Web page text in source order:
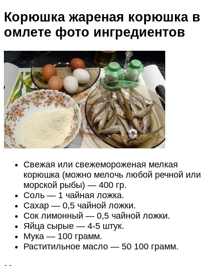
Корюшка жареная корюшка в
омлете фото ингредиентов
Свежая или свежемороженая мелкая
корюшка (можно мелочь любой речной или
морской рыбы) — 400 гр.
Соль — 1 чайная ложка.
Сахар — 0,5 чайной ложки.
Сок лимонный — 0,5 чайной ложки.
Яйца сырые — 4-5 штук.
Мука — 100 грамм.
Раститильное масло — 50 100 грамм.